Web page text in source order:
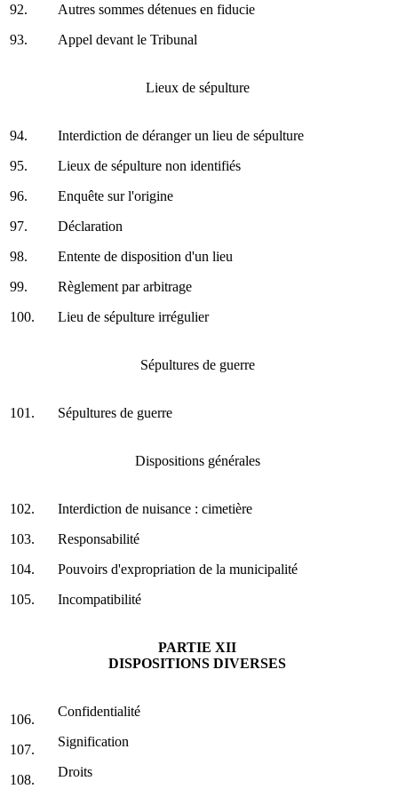
92.
93.
Autres sommes détenues en fiducie
Appel devant le Tribunal
Lieux de sépulture
94.
95.
96.
97.
98.
99.
100.
Interdiction de déranger un lieu de sépulture
Lieux de sépulture non identifiés
Enquête sur l'origine
Déclaration
Entente de disposition d'un lieu
Règlement par arbitrage
Lieu de sépulture irrégulier
Sépultures de guerre
101. Sépultures de guerre
Dispositions générales
102.
103.
104.
105.
Interdiction de nuisance : cimetière
Responsabilité
Pouvoirs d'expropriation de la municipalité
Incompatibilité
PARTIE XII
DISPOSITIONS DIVERSES
106.
107.
108.
Confidentialité
Signification
Droits